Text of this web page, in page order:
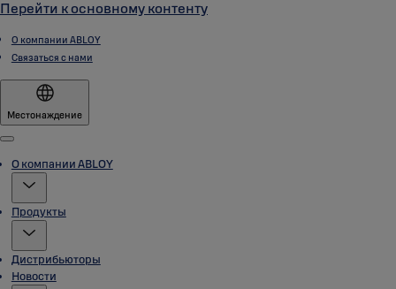
Перейти к основному контенту
О компании ABLOY
Связаться с нами
Местонаждение
Menu
О компании ABLOY
Продукты
Дистрибьюторы
Новости